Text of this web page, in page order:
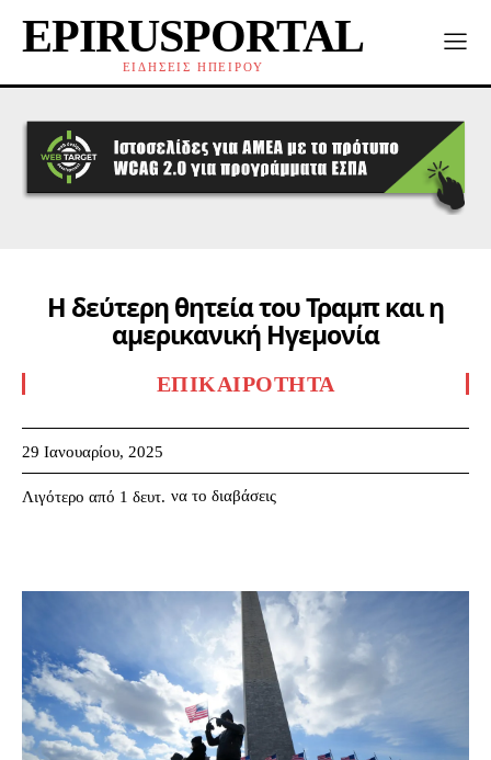
EPIRUSPORTAL
ΕΙΔΗΣΕΙΣ ΗΠΕΙΡΟΥ
Η δεύτερη θητεία του Τραμπ και η
αμερικανική Ηγεμονία
ΕΠΙΚΑΙΡΌΤΗΤΑ
29 Ιανουαρίου, 2025
Λιγότερο από 1 δευτ. να το διαβάσεις